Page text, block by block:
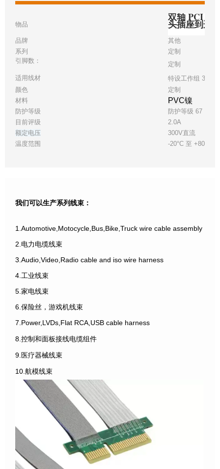
物品
双轴 PCI
头插座到边
品牌
其他
系列
定制
引脚数：
定制
适用线材
特设工作组 30
颜色
定制
材料
PVC镍
防护等级
防护等级 67
目前评级
2.0A
额定电压
300V直流
温度范围
-20°C 至 +80°C
我们可以生产系列线束：
1.Automotive,Motocycle,Bus,Bike,Truck wire cable assembly
2.电力电缆线束
3.Audio,Video,Radio cable and iso wire harness
4.工业线束
5.家电线束
6.保险丝，游戏机线束
7.Power,LVDs,Flat RCA,USB cable harness
8.控制和面板接线电缆组件
9.医疗器械线束
10.航模线束